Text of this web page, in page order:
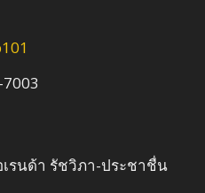
รนด้า รัชวิภา-ประชาชื่น